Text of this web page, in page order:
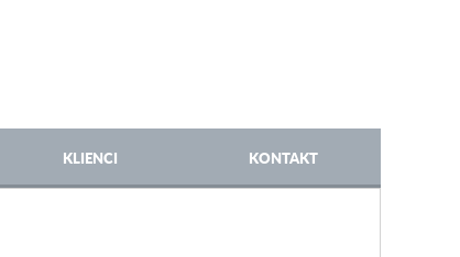
KLIENCI KONTAKT